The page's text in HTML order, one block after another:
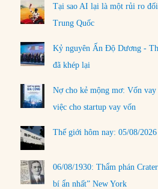
Tại sao AI lại là một rủi ro
Trung Quốc
Kỷ nguyên Ấn Độ Dương -
đã khép lại
Nợ cho kẻ mộng mơ: Vốn
việc cho startup vay vốn
Thế giới hôm nay: 05/08/2026
06/08/1930: Thẩm phán
bí ẩn nhất” New York